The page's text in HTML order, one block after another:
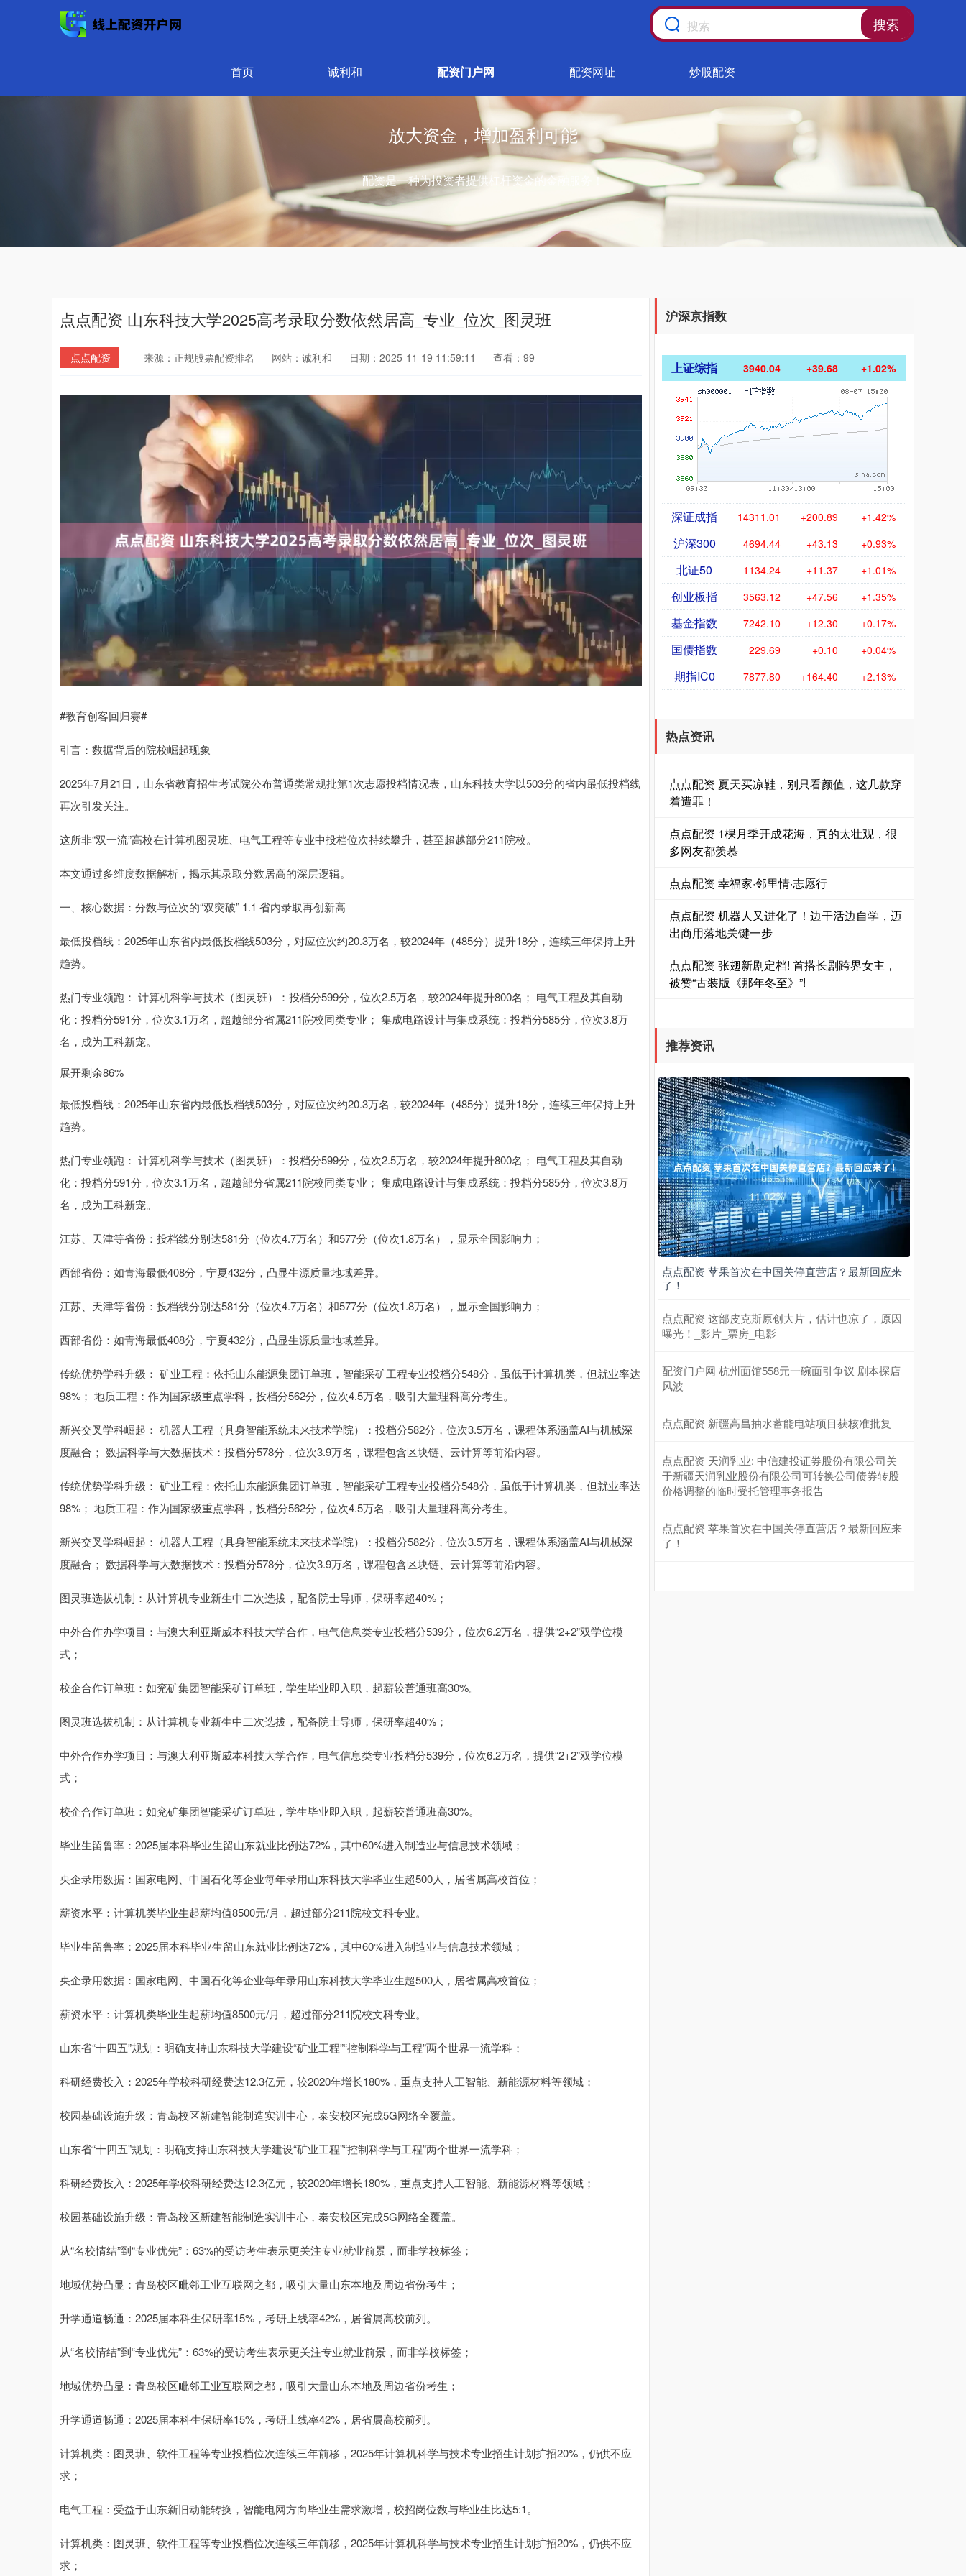
搜索
首页 诚利和 配资门户网 配资网址 炒股配资
放大资金，增加盈利可能
配资是一种为投资者提供杠杆资金的金融服务！
点点配资 山东科技大学2025高考录取分数依然居高_专业_位次_图灵班
点点配资 来源：正规股票配资排名 网站：诚利和 日期：2025-11-19 11:59:11 查看：99
#教育创客回归赛#
引言：数据背后的院校崛起现象
2025年7月21日，山东省教育招生考试院公布普通类常规批第1次志愿投档情况表，山东科技大学以503分的省内最低投档线
再次引发关注。
这所非“双一流”高校在计算机图灵班、电气工程等专业中投档位次持续攀升，甚至超越部分211院校。
本文通过多维度数据解析，揭示其录取分数居高的深层逻辑。
一、核心数据：分数与位次的“双突破” 1.1 省内录取再创新高
最低投档线：2025年山东省内最低投档线503分，对应位次约20.3万名，较2024年（485分）提升18分，连续三年保持上升
趋势。
热门专业领跑： 计算机科学与技术（图灵班）：投档分599分，位次2.5万名，较2024年提升800名； 电气工程及其自动
化：投档分591分，位次3.1万名，超越部分省属211院校同类专业； 集成电路设计与集成系统：投档分585分，位次3.8万
名，成为工科新宠。
展开剩余86%
最低投档线：2025年山东省内最低投档线503分，对应位次约20.3万名，较2024年（485分）提升18分，连续三年保持上升
趋势。
热门专业领跑： 计算机科学与技术（图灵班）：投档分599分，位次2.5万名，较2024年提升800名； 电气工程及其自动
化：投档分591分，位次3.1万名，超越部分省属211院校同类专业； 集成电路设计与集成系统：投档分585分，位次3.8万
名，成为工科新宠。
江苏、天津等省份：投档线分别达581分（位次4.7万名）和577分（位次1.8万名），显示全国影响力；
西部省份：如青海最低408分，宁夏432分，凸显生源质量地域差异。
江苏、天津等省份：投档线分别达581分（位次4.7万名）和577分（位次1.8万名），显示全国影响力；
西部省份：如青海最低408分，宁夏432分，凸显生源质量地域差异。
传统优势学科升级： 矿业工程：依托山东能源集团订单班，智能采矿工程专业投档分548分，虽低于计算机类，但就业率达
98%； 地质工程：作为国家级重点学科，投档分562分，位次4.5万名，吸引大量理科高分考生。
新兴交叉学科崛起： 机器人工程（具身智能系统未来技术学院）：投档分582分，位次3.5万名，课程体系涵盖AI与机械深
度融合； 数据科学与大数据技术：投档分578分，位次3.9万名，课程包含区块链、云计算等前沿内容。
传统优势学科升级： 矿业工程：依托山东能源集团订单班，智能采矿工程专业投档分548分，虽低于计算机类，但就业率达
98%； 地质工程：作为国家级重点学科，投档分562分，位次4.5万名，吸引大量理科高分考生。
新兴交叉学科崛起： 机器人工程（具身智能系统未来技术学院）：投档分582分，位次3.5万名，课程体系涵盖AI与机械深
度融合； 数据科学与大数据技术：投档分578分，位次3.9万名，课程包含区块链、云计算等前沿内容。
图灵班选拔机制：从计算机专业新生中二次选拔，配备院士导师，保研率超40%；
中外合作办学项目：与澳大利亚斯威本科技大学合作，电气信息类专业投档分539分，位次6.2万名，提供“2+2”双学位模
式；
校企合作订单班：如兖矿集团智能采矿订单班，学生毕业即入职，起薪较普通班高30%。
图灵班选拔机制：从计算机专业新生中二次选拔，配备院士导师，保研率超40%；
中外合作办学项目：与澳大利亚斯威本科技大学合作，电气信息类专业投档分539分，位次6.2万名，提供“2+2”双学位模
式；
校企合作订单班：如兖矿集团智能采矿订单班，学生毕业即入职，起薪较普通班高30%。
毕业生留鲁率：2025届本科毕业生留山东就业比例达72%，其中60%进入制造业与信息技术领域；
央企录用数据：国家电网、中国石化等企业每年录用山东科技大学毕业生超500人，居省属高校首位；
薪资水平：计算机类毕业生起薪均值8500元/月，超过部分211院校文科专业。
毕业生留鲁率：2025届本科毕业生留山东就业比例达72%，其中60%进入制造业与信息技术领域；
央企录用数据：国家电网、中国石化等企业每年录用山东科技大学毕业生超500人，居省属高校首位；
薪资水平：计算机类毕业生起薪均值8500元/月，超过部分211院校文科专业。
山东省“十四五”规划：明确支持山东科技大学建设“矿业工程”“控制科学与工程”两个世界一流学科；
科研经费投入：2025年学校科研经费达12.3亿元，较2020年增长180%，重点支持人工智能、新能源材料等领域；
校园基础设施升级：青岛校区新建智能制造实训中心，泰安校区完成5G网络全覆盖。
山东省“十四五”规划：明确支持山东科技大学建设“矿业工程”“控制科学与工程”两个世界一流学科；
科研经费投入：2025年学校科研经费达12.3亿元，较2020年增长180%，重点支持人工智能、新能源材料等领域；
校园基础设施升级：青岛校区新建智能制造实训中心，泰安校区完成5G网络全覆盖。
从“名校情结”到“专业优先”：63%的受访考生表示更关注专业就业前景，而非学校标签；
地域优势凸显：青岛校区毗邻工业互联网之都，吸引大量山东本地及周边省份考生；
升学通道畅通：2025届本科生保研率15%，考研上线率42%，居省属高校前列。
从“名校情结”到“专业优先”：63%的受访考生表示更关注专业就业前景，而非学校标签；
地域优势凸显：青岛校区毗邻工业互联网之都，吸引大量山东本地及周边省份考生；
升学通道畅通：2025届本科生保研率15%，考研上线率42%，居省属高校前列。
计算机类：图灵班、软件工程等专业投档位次连续三年前移，2025年计算机科学与技术专业招生计划扩招20%，仍供不应
求；
电气工程：受益于山东新旧动能转换，智能电网方向毕业生需求激增，校招岗位数与毕业生比达5:1。
计算机类：图灵班、软件工程等专业投档位次连续三年前移，2025年计算机科学与技术专业招生计划扩招20%，仍供不应
求；
沪深京指数
上证综指 3940.04 +39.68 +1.02%
深证成指 14311.01 +200.89 +1.42%
沪深300 4694.44 +43.13 +0.93%
北证50 1134.24 +11.37 +1.01%
创业板指 3563.12 +47.56 +1.35%
基金指数 7242.10 +12.30 +0.17%
国债指数 229.69 +0.10 +0.04%
期指IC0 7877.80 +164.40 +2.13%
热点资讯
点点配资 夏天买凉鞋，别只看颜值，这几款穿
着遭罪！
点点配资 1棵月季开成花海，真的太壮观，很
多网友都羡慕
点点配资 幸福家·邻里情·志愿行
点点配资 机器人又进化了！边干活边自学，迈
出商用落地关键一步
点点配资 张翅新剧定档! 首搭长剧跨界女主，
被赞“古装版《那年冬至》”!
推荐资讯
点点配资 苹果首次在中国关停直营店？最新回应来
了！
点点配资 这部皮克斯原创大片，估计也凉了，原因
曝光！_影片_票房_电影
配资门户网 杭州面馆558元一碗面引争议 剧本探店
风波
点点配资 新疆高昌抽水蓄能电站项目获核准批复
点点配资 天润乳业: 中信建投证券股份有限公司关
于新疆天润乳业股份有限公司可转换公司债券转股
价格调整的临时受托管理事务报告
点点配资 苹果首次在中国关停直营店？最新回应来
了！